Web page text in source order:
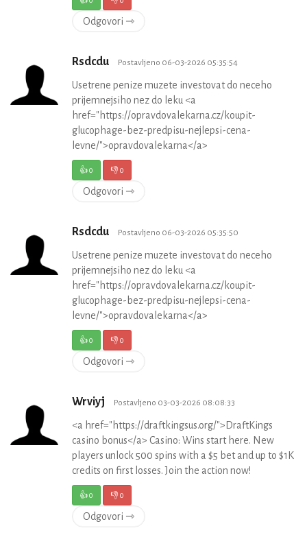
Odgovori ⇾
Rsdcdu Postavljeno 06-03-2026 05:35:54
Usetrene penize muzete investovat do neceho
prijemnejsiho nez do leku <a
href="https://opravdovalekarna.cz/koupit-
glucophage-bez-predpisu-nejlepsi-cena-
levne/">opravdovalekarna</a>
👍0 👎0
Odgovori ⇾
Rsdcdu Postavljeno 06-03-2026 05:35:50
Usetrene penize muzete investovat do neceho
prijemnejsiho nez do leku <a
href="https://opravdovalekarna.cz/koupit-
glucophage-bez-predpisu-nejlepsi-cena-
levne/">opravdovalekarna</a>
👍0 👎0
Odgovori ⇾
Wrviyj Postavljeno 03-03-2026 08:08:33
<a href="https://draftkingsus.org/">DraftKings
casino bonus</a> Casino: Wins start here. New
players unlock 500 spins with a $5 bet and up to $1K
credits on first losses. Join the action now!
👍0 👎0
Odgovori ⇾